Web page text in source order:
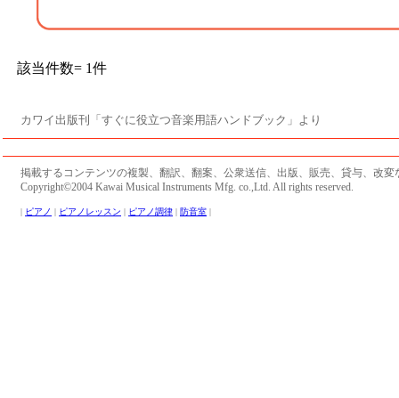
該当件数= 1件
カワイ出版刊「すぐに役立つ音楽用語ハンドブック」より
掲載するコンテンツの複製、翻訳、翻案、公衆送信、出版、販売、貸与、改変
Copyright©2004 Kawai Musical Instruments Mfg. co.,Ltd. All rights reserved.
| ピアノ | ピアノレッスン | ピアノ調律 | 防音室 |